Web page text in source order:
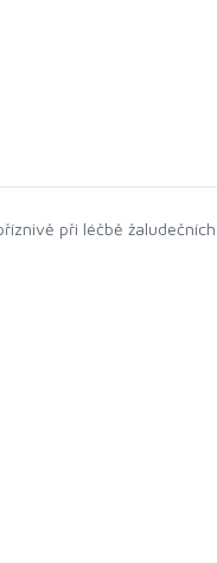
při léčbě žaludečních